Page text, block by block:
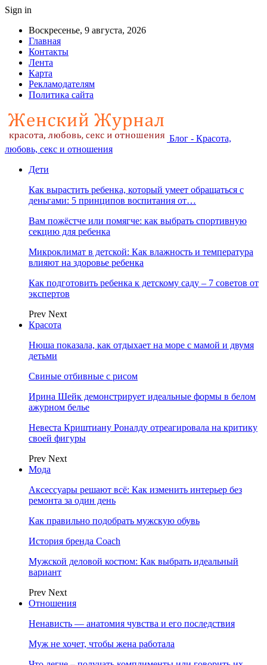
Sign in
Воскресенье, 9 августа, 2026
Главная
Контакты
Лента
Карта
Рекламодателям
Политика сайта
Блог - Красота,
любовь, секс и отношения
Дети
Как вырастить ребенка, который умеет обращаться с
деньгами: 5 принципов воспитания от…
Вам пожёстче или помягче: как выбрать спортивную
секцию для ребенка
Микроклимат в детской: Как влажность и температура
влияют на здоровье ребенка
Как подготовить ребенка к детскому саду – 7 советов от
экспертов
Prev Next
Красота
Нюша показала, как отдыхает на море с мамой и двумя
детьми
Свиные отбивные с рисом
Ирина Шейк демонстрирует идеальные формы в белом
ажурном белье
Невеста Криштиану Роналду отреагировала на критику
своей фигуры
Prev Next
Мода
Аксессуары решают всё: Как изменить интерьер без
ремонта за один день
Как правильно подобрать мужскую обувь
История бренда Coach
Мужской деловой костюм: Как выбрать идеальный
вариант
Prev Next
Отношения
Ненависть — анатомия чувства и его последствия
Муж не хочет, чтобы жена работала